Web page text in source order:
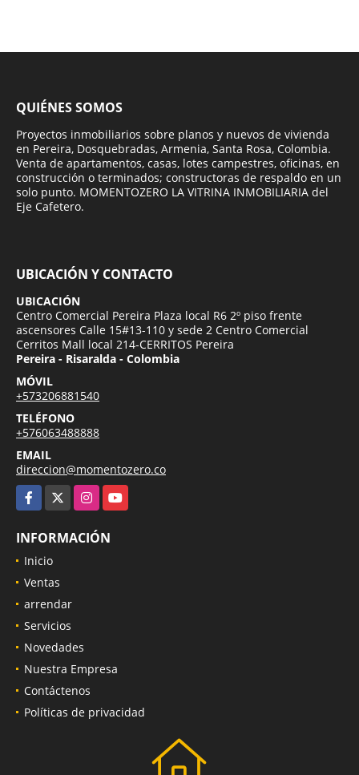
QUIÉNES SOMOS
Proyectos inmobiliarios sobre planos y nuevos de vivienda
en Pereira, Dosquebradas, Armenia, Santa Rosa, Colombia.
Venta de apartamentos, casas, lotes campestres, oficinas, en
construcción o terminados; constructoras de respaldo en un
solo punto. MOMENTOZERO LA VITRINA INMOBILIARIA del
Eje Cafetero.
UBICACIÓN Y CONTACTO
UBICACIÓN
Centro Comercial Pereira Plaza local R6 2º piso frente
ascensores Calle 15#13-110 y sede 2 Centro Comercial
Cerritos Mall local 214-CERRITOS Pereira
Pereira - Risaralda - Colombia
MÓVIL
+573206881540
TELÉFONO
+576063488888
EMAIL
direccion@momentozero.co
Facebook
InstagramYouTube
INFORMACIÓN
Inicio
Ventas
arrendar
Servicios
Novedades
Nuestra Empresa
Contáctenos
Políticas de privacidad